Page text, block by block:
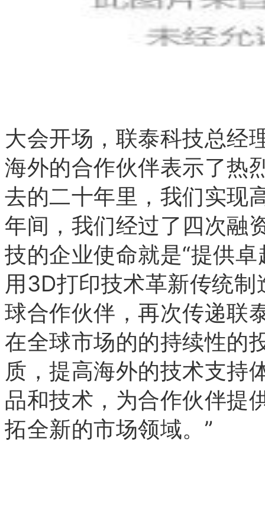
大会开场，联泰科技总经
海外的合作伙伴表示了热
去的二十年里，我们实现
年间，我们经过了四次融
技的企业使命就是“提供
用3D打印技术革新传统
球合作伙伴，再次传递联
在全球市场的的持续性的
质，提高海外的技术支持
品和技术，为合作伙伴提
拓全新的市场领域。”